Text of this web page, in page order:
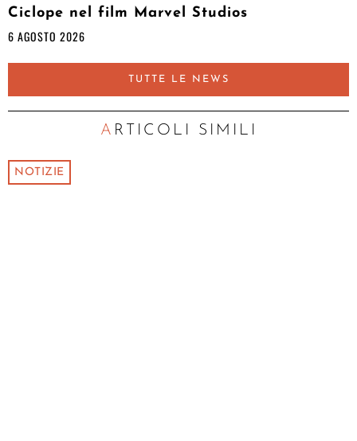
Ciclope nel film Marvel Studios
6 AGOSTO 2026
TUTTE LE NEWS
ARTICOLI SIMILI
NOTIZIE